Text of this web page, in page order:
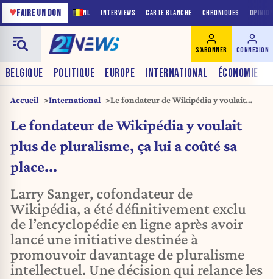
NL INTERVIEWS CARTE BLANCHE CHRONIQUES
♥FAIRE UN DON
BELGIQUE POLITIQUE EUROPE INTERNATIONAL ÉCONOMIE
S'ABONNER CONNEXION
Accueil International
Le fondateur de Wikipédia y voulait
place...
Le fondateur de Wikipédia y voulait
plus de pluralisme, ça lui a coûté sa
place...
Larry Sanger, cofondateur de
Wikipédia, a été définitivement exclu
de l’encyclopédie en ligne après avoir
lancé une initiative destinée à
promouvoir davantage de pluralisme
intellectuel. Une décision qui relance les